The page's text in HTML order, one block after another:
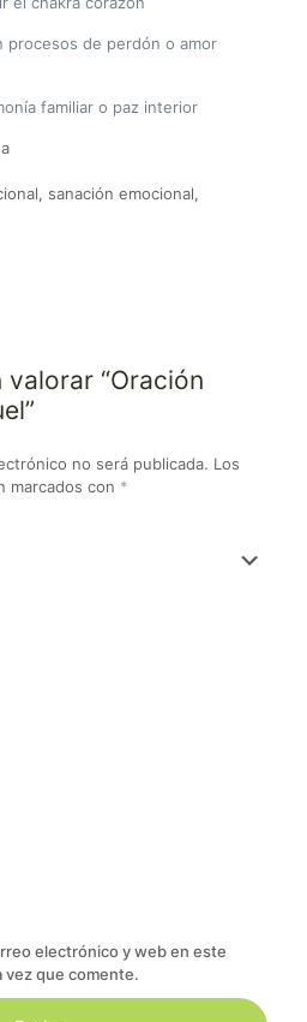
procesos de perdón o amor
familiar o paz interior
sanación emocional,
“Oración
no será publicada. Los
marcados con *
electrónico y web en este
vez que comente.